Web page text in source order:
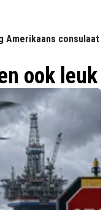
Amerikaans consulaat
ook leuk